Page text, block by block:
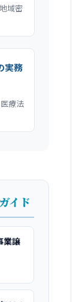
域密
実務
療法
イド
業譲